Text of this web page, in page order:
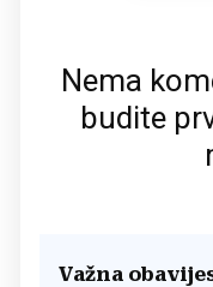
Nema
budite
Važna